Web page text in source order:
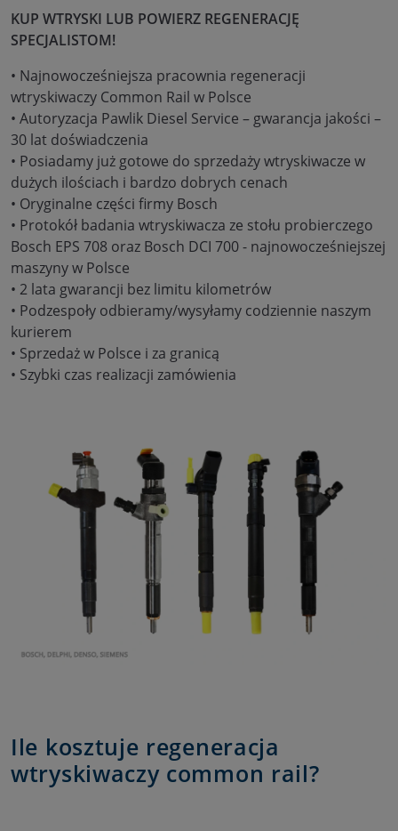
KUP WTRYSKI LUB POWIERZ REGENERACJĘ
SPECJALISTOM!
• Najnowocześniejsza pracownia regeneracji
wtryskiwaczy Common Rail w Polsce
• Autoryzacja Pawlik Diesel Service – gwarancja jakości –
30 lat doświadczenia
• Posiadamy już gotowe do sprzedaży wtryskiwacze w
dużych ilościach i bardzo dobrych cenach
• Oryginalne części firmy Bosch
• Protokół badania wtryskiwacza ze stołu probierczego
Bosch EPS 708 oraz Bosch DCI 700 - najnowocześniejszej
maszyny w Polsce
• 2 lata gwarancji bez limitu kilometrów
• Podzespoły odbieramy/wysyłamy codziennie naszym
kurierem
• Sprzedaż w Polsce i za granicą
• Szybki czas realizacji zamówienia
Ile kosztuje regeneracja
wtryskiwaczy common rail?